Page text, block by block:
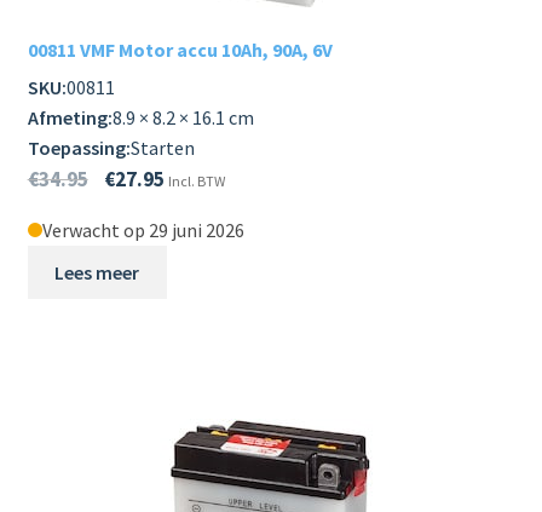
00811 VMF Motor accu 10Ah, 90A, 6V
SKU:00811
Afmeting:8.9 × 8.2 × 16.1 cm
Toepassing:Starten
€34.95 €27.95 Incl. BTW
Verwacht op 29 juni 2026
Lees meer